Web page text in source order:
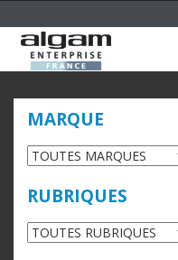
MARQUE
RUBRIQUES